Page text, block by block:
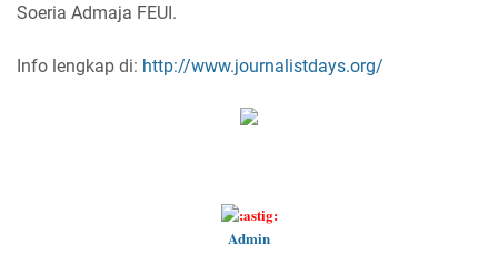
Soeria Admaja FEUI.
Info lengkap di: http://www.journalistdays.org/
Admin